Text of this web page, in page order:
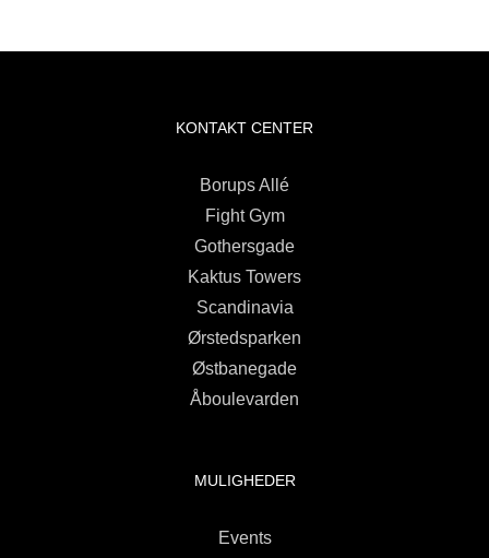
KONTAKT CENTER
Borups Allé
Fight Gym
Gothersgade
Kaktus Towers
Scandinavia
Ørstedsparken
Østbanegade
Åboulevarden
MULIGHEDER
Events